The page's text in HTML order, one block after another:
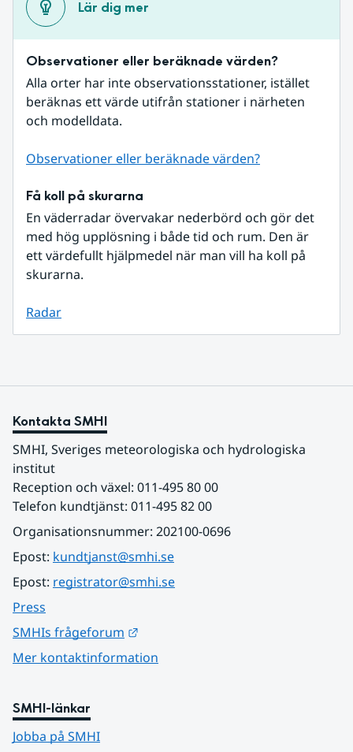
Lär dig mer
Observationer eller beräknade värden?
Alla orter har inte observationsstationer, istället
beräknas ett värde utifrån stationer i närheten
och modelldata.
Observationer eller beräknade värden?
Få koll på skurarna
En väderradar övervakar nederbörd och gör det
med hög upplösning i både tid och rum. Den är
ett värdefullt hjälpmedel när man vill ha koll på
skurarna.
Radar
Kontakta SMHI
SMHI, Sveriges meteorologiska och hydrologiska
institut
Reception och växel: 011-495 80 00
Telefon kundtjänst: 011-495 82 00
Organisationsnummer: 202100-0696
Epost: kundtjanst@smhi.se
Epost: registrator@smhi.se
Press
SMHIs frågeforum
Mer kontaktinformation
SMHI-länkar
Jobba på SMHI